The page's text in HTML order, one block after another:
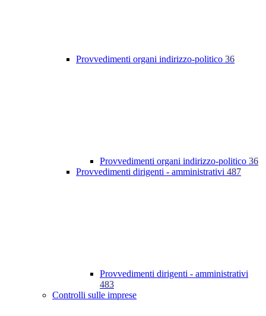
Provvedimenti organi indirizzo-politico 36
Provvedimenti organi indirizzo-politico 36
Provvedimenti dirigenti - amministrativi 487
Provvedimenti dirigenti - amministrativi
483
Controlli sulle imprese